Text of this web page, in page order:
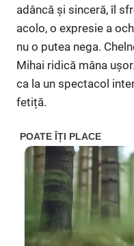
adâncă și sinceră, îl
acolo, o expresie a
nu o putea nega.
Mihai ridică mâna
ca la un spectacol
fetiță.